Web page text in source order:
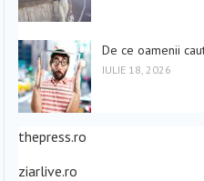
De ce oamenii
IULIE 18, 2026
thepress.ro
ziarlive.ro